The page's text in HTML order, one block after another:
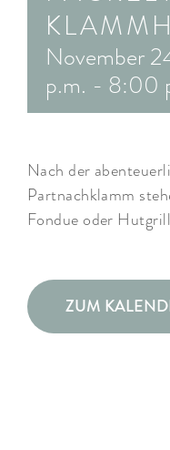
November
p.m. - 8:00
Nach der
Partnachklamm
Fondue oder
ZUM